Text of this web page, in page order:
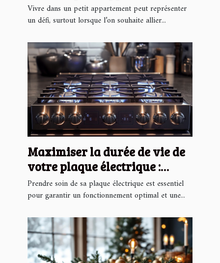
Vivre dans un petit appartement peut représenter
un défi, surtout lorsque l’on souhaite allier...
Maximiser la durée de vie de
votre plaque électrique :
conseils pratiques
Prendre soin de sa plaque électrique est essentiel
pour garantir un fonctionnement optimal et une...